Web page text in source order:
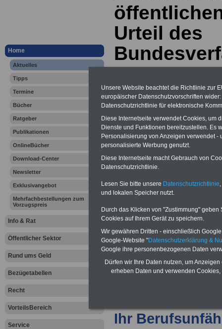
Home
Aktuelles
Tipps
Termine
Bücher
Ratgeber
Publikationen
OnlineBücher
Download-Center
Newsletter
Exklusivangebot
Mehrfachbestellungen zum
Vorzugspreis
Info & Rat
Öffentlicher Sektor
Rund ums Geld
Bezügetabellen
Recht
VorteilsBereich
Service
Urteil des
zur
Hessen
Bund und
Korrektur
Vorteile für den
öffentlichen Dienst
Vergleichen und sparen:
Berufsunfähigkeitsabsicherung
Online-Vergleich Gesetzliche
Krankenkassen-
Ihr
Unsere Website beachtet die Richtlinie zur
europäischer Datenschutzvorschriften
Datenschutzrichtlinie für elektronische
Diese Internetseite verwendet Cookies, um
Dienste und Funktionen bereitzustellen. Es
Personalisierung von Anzeigen verwendet
personalisierte Werbung genutzt.
Diese Internetseite macht Gebrauch von
Datenschutzrichtlinie.
Lesen Sie bitte unsere Datenschutzrichtlinie
und lokalen Speicher nutzt.
Durch das Klicken von "Zustimmung"
Cookies auf Ihrem Gerät zu speichern.
Wir gewähren Dritten - einschließlich
Google-Website "Datenschutzerklärung &
Google ihre personenbezogenen Daten
Dürfen wir Ihre Daten nutzen, um
erheben Daten und verwenden